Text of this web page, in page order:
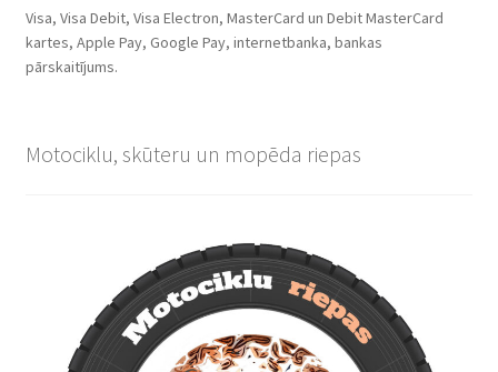
Visa, Visa Debit, Visa Electron, MasterCard un Debit MasterCard
kartes, Apple Pay, Google Pay, internetbanka, bankas
pārskaitījums.
Motociklu, skūteru un mopēda riepas